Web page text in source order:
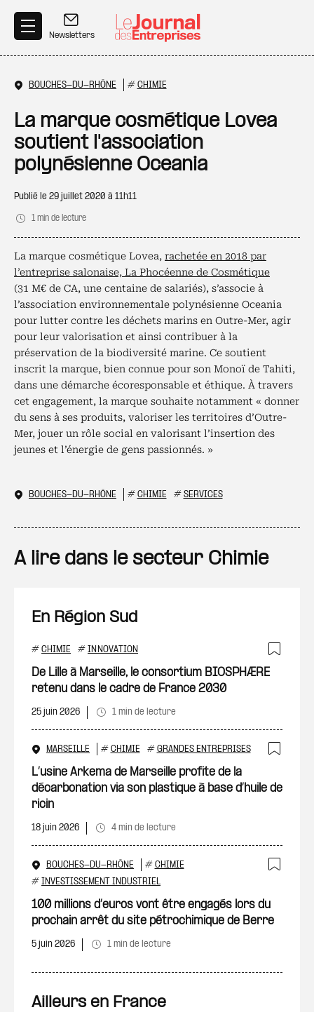
Newsletters
BOUCHES-DU-RHÔNE # CHIMIE
La marque cosmétique Lovea
soutient l'association
polynésienne Oceania
Publié le 29 juillet 2020 à 11h11
1 min de lecture
La marque cosmétique Lovea, rachetée en 2018 par
l’entreprise salonaise, La Phocéenne de Cosmétique
(31 M€ de CA, une centaine de salariés), s’associe à
l’association environnementale polynésienne Oceania
pour lutter contre les déchets marins en Outre-Mer, agir
pour leur valorisation et ainsi contribuer à la
préservation de la biodiversité marine. Ce soutient
inscrit la marque, bien connue pour son Monoï de Tahiti,
dans une démarche écoresponsable et éthique. À travers
cet engagement, la marque souhaite notamment « donner
du sens à ses produits, valoriser les territoires d’Outre-
Mer, jouer un rôle social en valorisant l’insertion des
jeunes et l’énergie de gens passionnés. »
BOUCHES-DU-RHÔNE # CHIMIE # SERVICES
A lire dans le secteur Chimie
En Région Sud
# CHIMIE # INNOVATION
De Lille à Marseille, le consortium BIOSPHÆRE
retenu dans le cadre de France 2030
25 juin 2026 1 min de lecture
MARSEILLE # CHIMIE # GRANDES ENTREPRISES
L’usine Arkema de Marseille profite de la
décarbonation via son plastique à base d’huile de
ricin
18 juin 2026 4 min de lecture
BOUCHES-DU-RHÔNE # CHIMIE
# INVESTISSEMENT INDUSTRIEL
100 millions d’euros vont être engagés lors du
prochain arrêt du site pétrochimique de Berre
5 juin 2026 1 min de lecture
Ailleurs en France